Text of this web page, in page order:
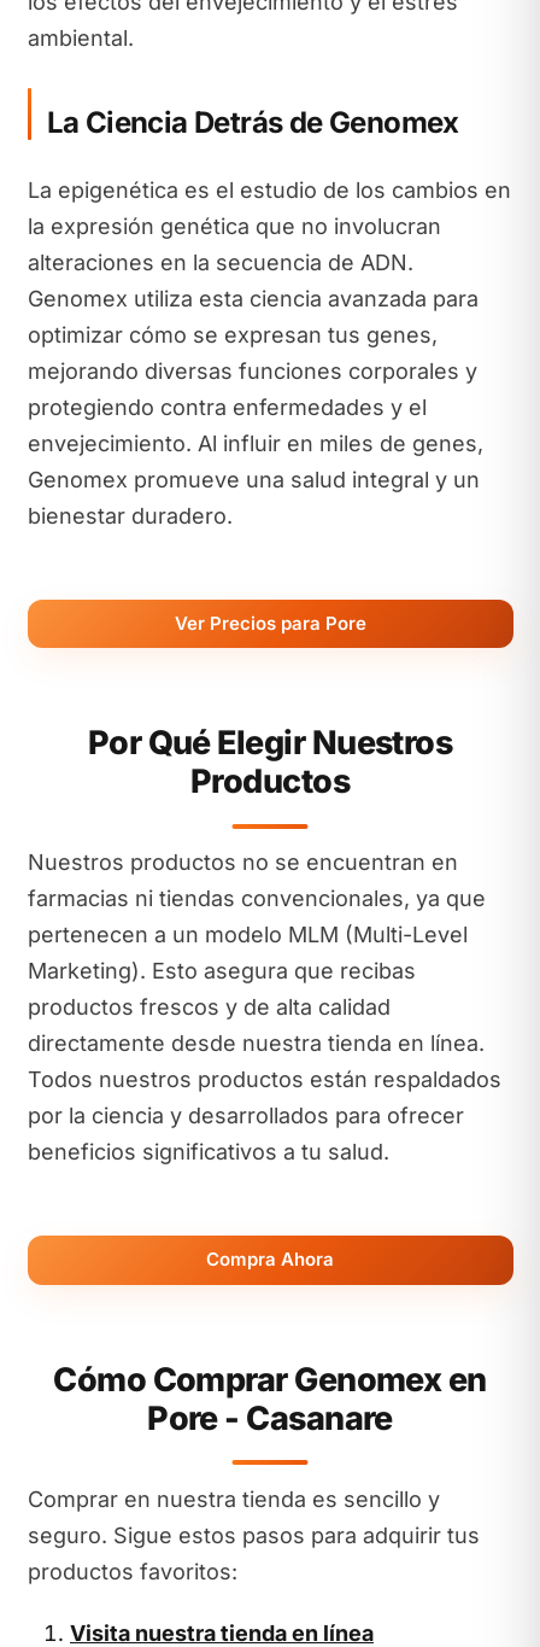
ambiental.
La Ciencia Detrás de Genomex
La epigenética es el estudio de los cambios en
la expresión genética que no involucran
alteraciones en la secuencia de ADN.
Genomex utiliza esta ciencia avanzada para
optimizar cómo se expresan tus genes,
mejorando diversas funciones corporales y
protegiendo contra enfermedades y el
envejecimiento. Al influir en miles de genes,
Genomex promueve una salud integral y un
bienestar duradero.
Ver Precios para Pore
Por Qué Elegir Nuestros
Productos
Nuestros productos no se encuentran en
farmacias ni tiendas convencionales, ya que
pertenecen a un modelo MLM (Multi-Level
Marketing). Esto asegura que recibas
productos frescos y de alta calidad
directamente desde nuestra tienda en línea.
Todos nuestros productos están respaldados
por la ciencia y desarrollados para ofrecer
beneficios significativos a tu salud.
Compra Ahora
Cómo Comprar Genomex en
Pore - Casanare
Comprar en nuestra tienda es sencillo y
seguro. Sigue estos pasos para adquirir tus
productos favoritos:
Visita nuestra tienda en línea